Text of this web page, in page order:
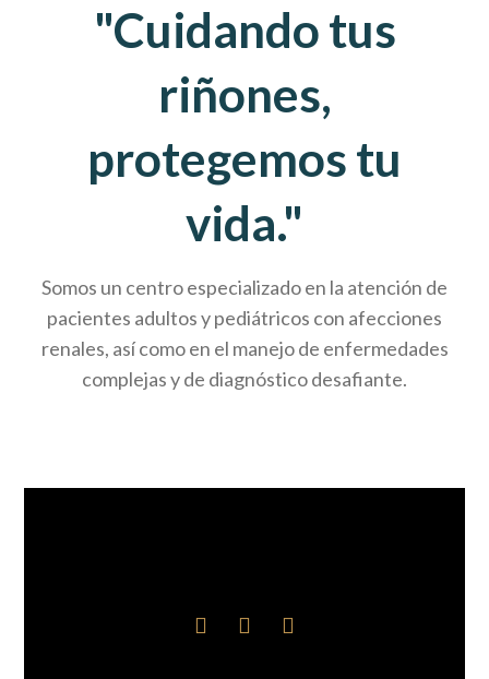
"Cuidando tus
riñones,
protegemos tu
vida."
Somos un centro especializado en la atención de
pacientes adultos y pediátricos con afecciones
renales, así como en el manejo de enfermedades
complejas y de diagnóstico desafiante.